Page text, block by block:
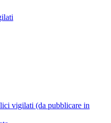
vigilati (da pubblicare in